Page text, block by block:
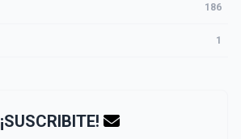
186
1
¡SUSCRIBITE!